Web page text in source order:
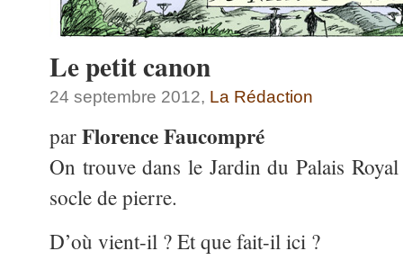
Le petit canon
24 septembre 2012, La Rédaction
parFlorence Faucompré
On trouve dans le Jardin du Palais
socle de pierre.
D’où vient-il ? Et que fait-il ici ?